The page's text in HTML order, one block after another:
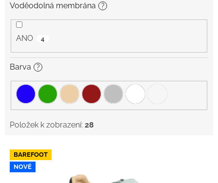
Voděodolná membrána ?
ANO 4
Barva ?
Položek k zobrazení: 28
V
p
BAREFOOT
NOVÉ